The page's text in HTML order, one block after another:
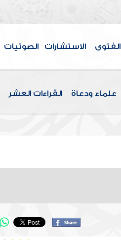
الفتوى الاستشارات الصوتيات
علماء ودعاة القراءات العشر